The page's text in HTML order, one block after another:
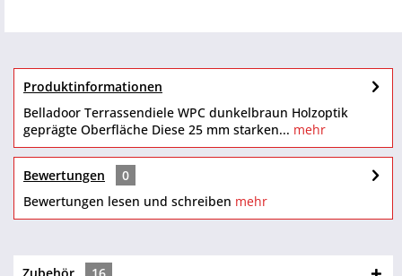
Produktinformationen
Belladoor Terrassendiele WPC dunkelbraun Holzoptik
geprägte Oberfläche Diese 25 mm starken... mehr
Bewertungen
0
Bewertungen lesen und schreiben mehr